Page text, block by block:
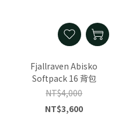
Fjallraven Abisko
Softpack 16 背包
NT$4,000
NT$3,600